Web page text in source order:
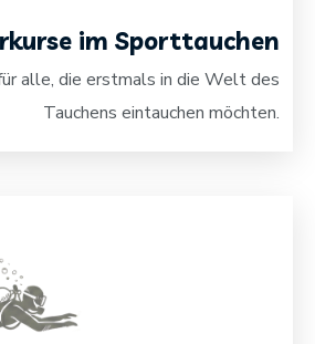
im Sporttauchen
alle, die erstmals in die Welt des
Tauchens eintauchen möchten.